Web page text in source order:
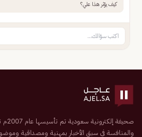
كيف يؤثر هذا علي؟
والمنافسة في سبق الأخبار بمهنية ومصداقية